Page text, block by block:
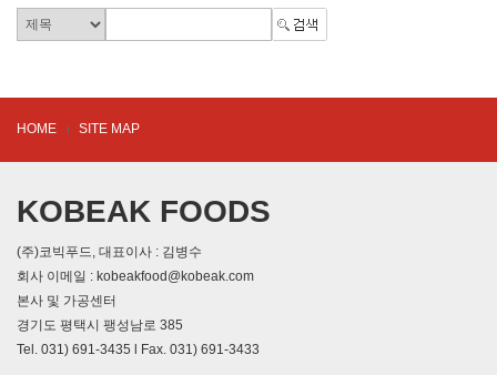
HOME SITE MAP
KOBEAK FOODS
(주)코빅푸드, 대표이사 : 김병수
회사 이메일 : kobeakfood@kobeak.com
본사 및 가공센터
경기도 평택시 팽성남로 385
Tel. 031) 691-3435 l Fax. 031) 691-3433